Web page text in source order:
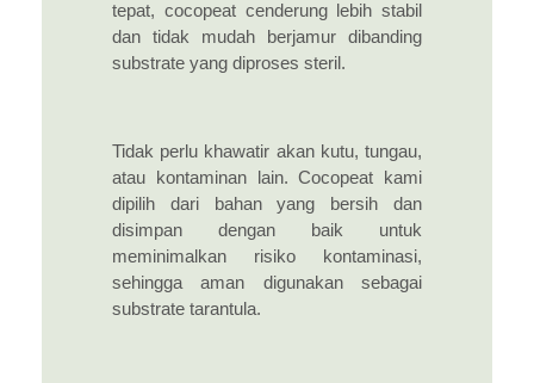
tepat, cocopeat cenderung lebih stabil
dan tidak mudah berjamur dibanding
substrate yang diproses steril.
Tidak perlu khawatir akan kutu, tungau,
atau kontaminan lain. Cocopeat kami
dipilih dari bahan yang bersih dan
disimpan dengan baik untuk
meminimalkan risiko kontaminasi,
sehingga aman digunakan sebagai
substrate tarantula.